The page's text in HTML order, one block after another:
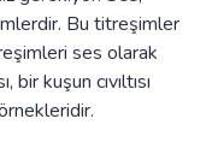
Bu titreşimler
ses olarak
kuşun cıvıltısı